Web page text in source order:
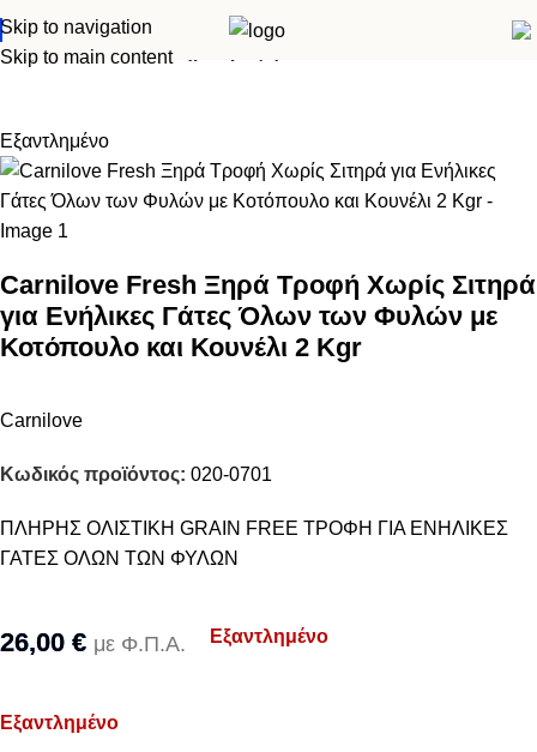
Skip to navigation
Skip to main content
Αρχική σελίδα Γάτα Ξηρά τροφή
Εξαντλημένο
Carnilove Fresh Ξηρά Τροφή Χωρίς Σιτηρά
για Ενήλικες Γάτες Όλων των Φυλών με
Κοτόπουλο και Κουνέλι 2 Kgr
Carnilove
Κωδικός προϊόντος: 020-0701
ΠΛΗΡΗΣ ΟΛΙΣΤΙΚΗ GRAIN FREE ΤΡΟΦΗ ΓΙΑ ΕΝΗΛΙΚΕΣ
ΓΑΤΕΣ ΟΛΩΝ ΤΩΝ ΦΥΛΩΝ
26,00 € με Φ.Π.Α. Εξαντλημένο
Εξαντλημένο